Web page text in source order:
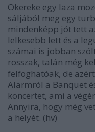
Okereke egy laza
sáljából meg egy
mindenképp jót tett
lelkesebb lett és a
számai is jobban
rosszak, talán még
felfoghatóak, de
Alarmról a Banquet
koncertet, ami a
Annyira, hogy még
a helyét. (hv)